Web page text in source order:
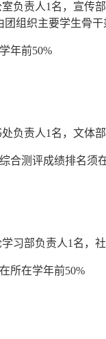
负责人1名，宣传
团组织主要学生骨干
年前50%
负责人1名，文体
合测评成绩排名须
习部负责人1名，
所在学年前50%